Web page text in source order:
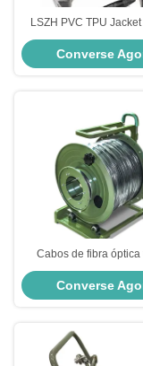
LSZH PVC TPU
Fiber Cable
Fiber Cable
Converse
Cabos de fibra óptica
personalizados TPU
blindados de fibra
espiral para
Converse